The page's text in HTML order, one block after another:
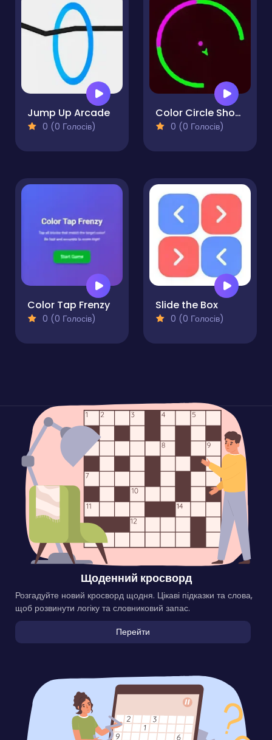
Jump Up Arcade
0 (0 Голосів)
Color Circle Shooter
0 (0 Голосів)
Color Tap Frenzy
0 (0 Голосів)
Slide the Box
0 (0 Голосів)
Щоденний кросворд
Розгадуйте новий кросворд щодня. Цікаві підказки та слова,
щоб розвинути логіку та словниковий запас.
Перейти